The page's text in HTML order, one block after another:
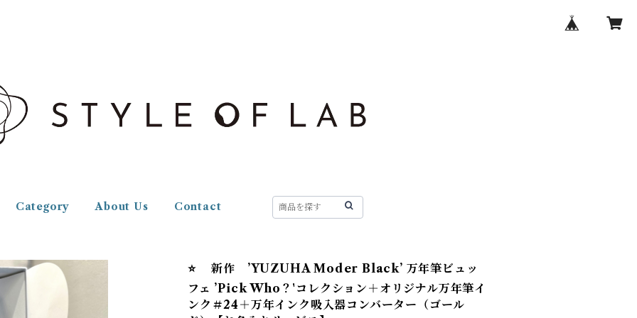
Category About Us Contact
⭐️ 新作 ’YUZUHA Moder Black’ 万年筆ビュッ
フェ ’Pick Who？'コレクション＋オリジナル万年筆イ
ンク＃24＋万年インク吸入器コンバーター（ゴール